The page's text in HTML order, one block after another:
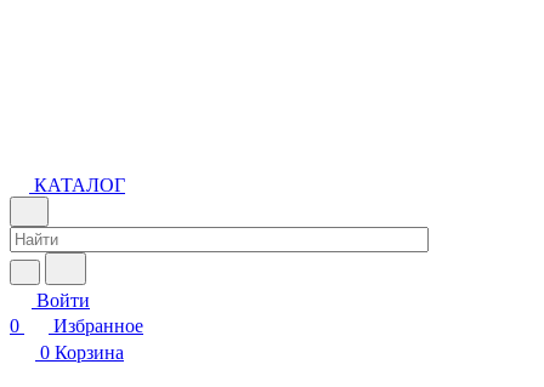
КАТАЛОГ
Войти
0
Избранное
0 Корзина